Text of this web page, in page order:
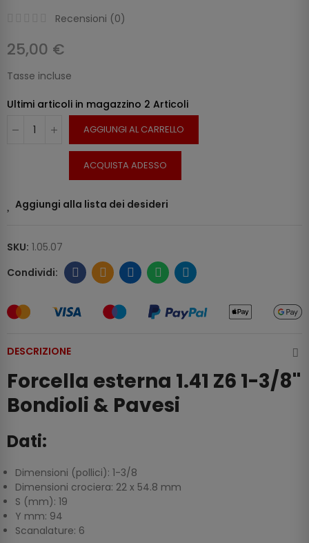
Recensioni (0)
25,00 €
Tasse incluse
Ultimi articoli in magazzino 2 Articoli
AGGIUNGI AL CARRELLO
ACQUISTA ADESSO
Aggiungi alla lista dei desideri
SKU: 1.05.07
DESCRIZIONE
Forcella esterna 1.41 Z6 1-3/8''
Bondioli & Pavesi
Dati:
Dimensioni (pollici): 1-3/8
Dimensioni crociera: 22 x 54.8 mm
S (mm): 19
Y mm: 94
Scanalature: 6